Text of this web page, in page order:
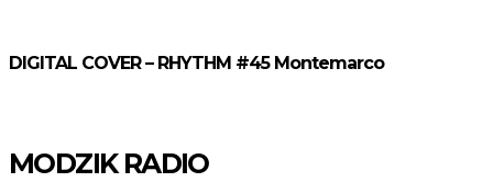
DIGITAL COVER – RHYTHM #45 Montemarco
MODZIK RADIO